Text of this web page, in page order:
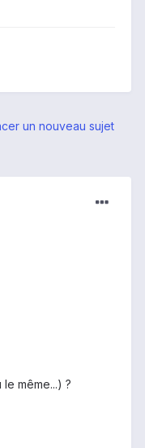
un nouveau sujet
même...) ?